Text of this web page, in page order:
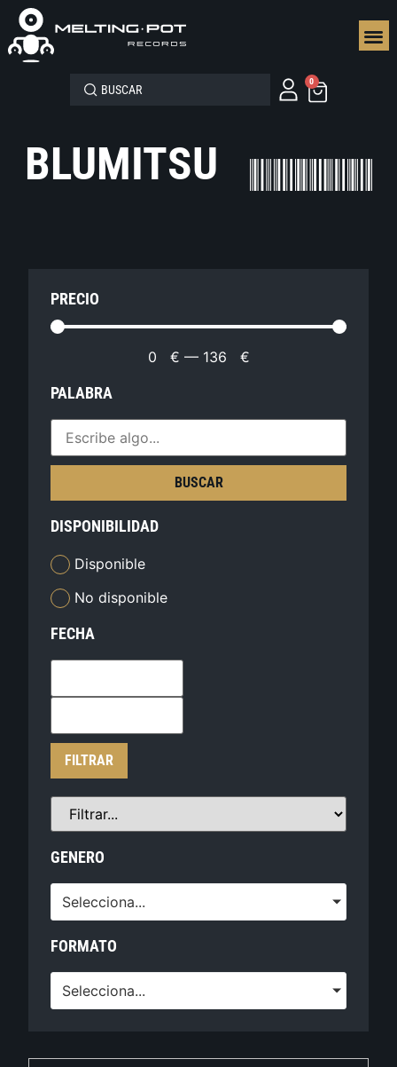
0
BLUMITSU
PRECIO
0 € — 136 €
PALABRA
BUSCAR
DISPONIBILIDAD
Disponible
No disponible
FECHA
FILTRAR
GENERO
Selecciona...
FORMATO
Selecciona...